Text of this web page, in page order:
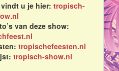
u je hier: tropisch-
van deze show:
tropischefeesten.nl
tropisch-show.nl